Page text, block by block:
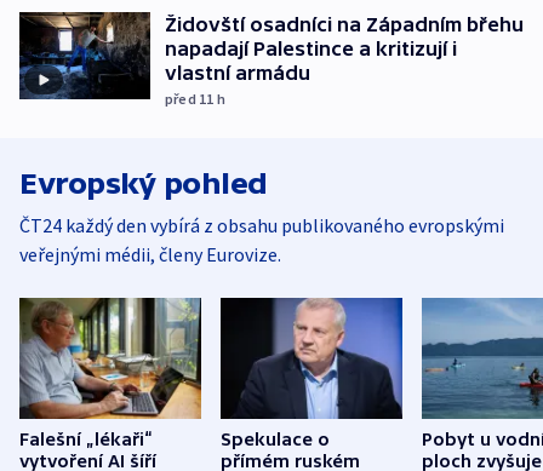
Židovští osadníci na Západním břehu
napadají Palestince a kritizují i
vlastní armádu
před 11 h
Evropský pohled
ČT24 každý den vybírá z obsahu publikovaného evropskými
veřejnými médii, členy Eurovize.
Falešní „lékaři“
vytvoření AI šíří
Spekulace o
přímém ruském
Pobyt u
ploch zvyšuje